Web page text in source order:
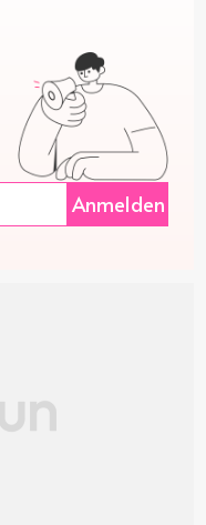
Anmelden